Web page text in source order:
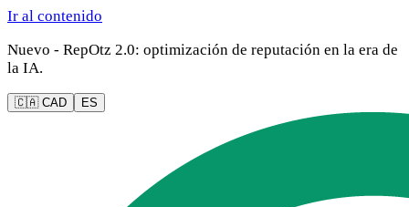
Ir al contenido
Nuevo - RepOtz 2.0: optimización de reputación en la era de
la IA.
🇨🇦 CAD ES